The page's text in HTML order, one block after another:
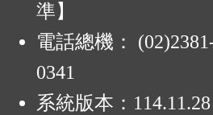
準】
電話總機：
0341
系統版本： 114.11.28